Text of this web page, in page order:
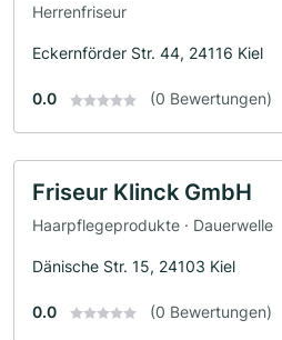
Herrenfriseur
Eckernförder Str. 44, 24116 Kiel
0.0 (0 Bewertungen)
Friseur Klinck GmbH
Haarpflegeprodukte · Dauerwelle
Dänische Str. 15, 24103 Kiel
0.0 (0 Bewertungen)